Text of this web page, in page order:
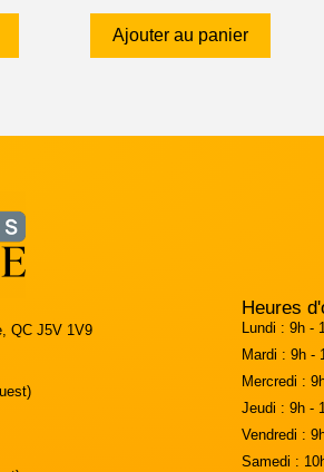
Ajouter au panier
QC J5V 1V9
Heures
Lundi : 9h -
Mardi : 9h -
Mercredi :
Jeudi : 9h -
Vendredi :
Samedi :